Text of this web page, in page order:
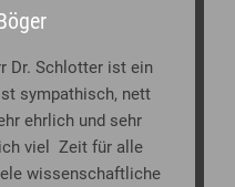
Dr. Schlotter ist ein
sympathisch, nett
ehrlich und sehr
viel Zeit für alle
wissenschaftliche